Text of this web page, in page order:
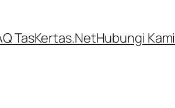
TasKertas.NetHubungi Kami